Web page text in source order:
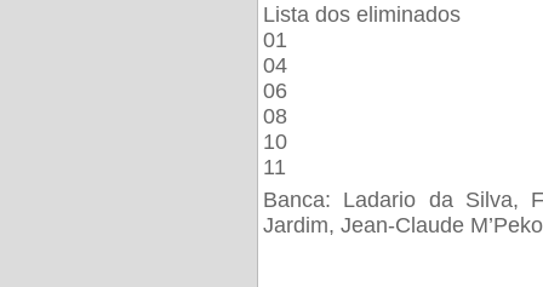
Lista dos eliminados
01
04
06
08
10
11
Banca: Ladario da Silva,
Jardim, Jean-Claude M’Peko